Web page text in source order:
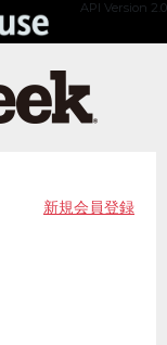
API Version 2.0
新規会員登録